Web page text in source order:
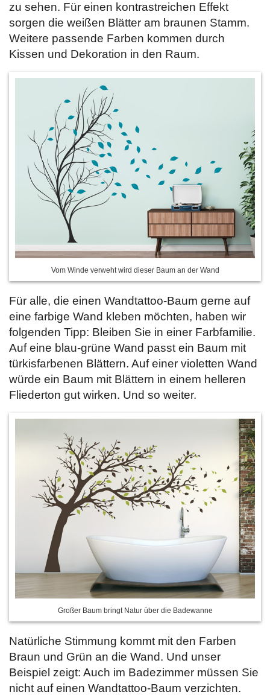
zu sehen. Für einen kontrastreichen Effekt
sorgen die weißen Blätter am braunen Stamm.
Weitere passende Farben kommen durch
Kissen und Dekoration in den Raum.
Vom Winde verweht wird dieser Baum an der Wand
Für alle, die einen Wandtattoo-Baum gerne auf
eine farbige Wand kleben möchten, haben wir
folgenden Tipp: Bleiben Sie in einer Farbfamilie.
Auf eine blau-grüne Wand passt ein Baum mit
türkisfarbenen Blättern. Auf einer violetten Wand
würde ein Baum mit Blättern in einem helleren
Fliederton gut wirken. Und so weiter.
Großer Baum bringt Natur über die Badewanne
Natürliche Stimmung kommt mit den Farben
Braun und Grün an die Wand. Und unser
Beispiel zeigt: Auch im Badezimmer müssen Sie
nicht auf einen Wandtattoo-Baum verzichten.